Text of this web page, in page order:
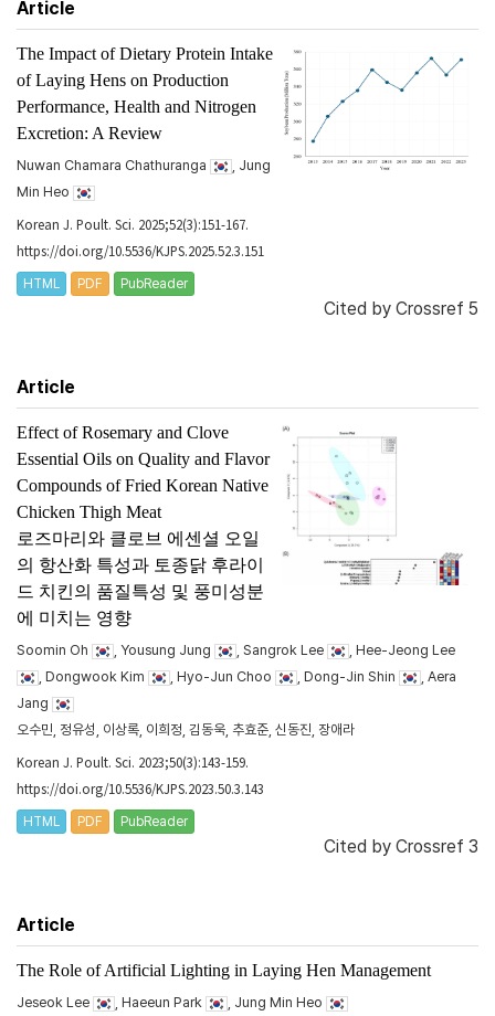
Article
The Impact of Dietary Protein Intake
of Laying Hens on Production
Performance, Health and Nitrogen
Excretion: A Review
Nuwan Chamara Chathuranga
, Jung
Min Heo
Korean J. Poult. Sci. 2025;52(3):151-167.
https://doi.org/10.5536/KJPS.2025.52.3.151
HTML PDF PubReader
Cited by Crossref 5
Article
Effect of Rosemary and Clove
Essential Oils on Quality and Flavor
Compounds of Fried Korean Native
Chicken Thigh Meat
로즈마리와 클로브 에센셜 오일
의 항산화 특성과 토종닭 후라이
드 치킨의 품질특성 및 풍미성분
에 미치는 영향
Soomin Oh , Yousung Jung , Sangrok Lee
, Hee-Jeong Lee
, Dongwook Kim
, Hyo-Jun Choo , Dong-Jin Shin
, Aera
Jang
오수민, 정유성, 이상록, 이희정, 김동욱, 추효준, 신동진, 장애라
Korean J. Poult. Sci. 2023;50(3):143-159.
https://doi.org/10.5536/KJPS.2023.50.3.143
HTML PDF PubReader
Cited by Crossref 3
Article
The Role of Artificial Lighting in Laying Hen Management
Jeseok Lee , Haeeun Park , Jung Min Heo